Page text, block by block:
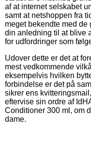
af at internet selskabet
samt at netshoppen fra
meget bekendte med
din anledning til at blive
for udfordringer som
Udover dette er det at
mest vedkommende
eksempelvis hvilken
forbindelse er det på
sikrer ens
eftervise sin ordre af
Conditioner 300 ml, om
dame.